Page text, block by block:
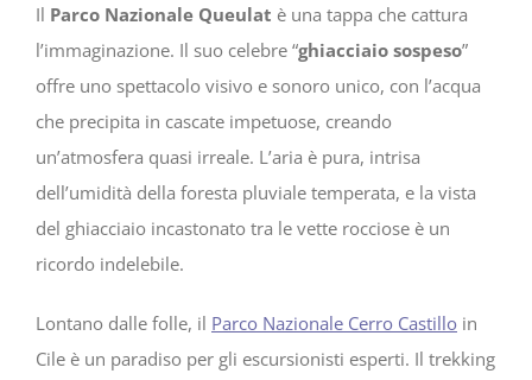
Il Parco Nazionale Queulat è una tappa che cattura
l’immaginazione. Il suo celebre “ghiacciaio sospeso”
offre uno spettacolo visivo e sonoro unico, con l’acqua
che precipita in cascate impetuose, creando
un’atmosfera quasi irreale. L’aria è pura, intrisa
dell’umidità della foresta pluviale temperata, e la vista
del ghiacciaio incastonato tra le vette rocciose è un
ricordo indelebile.
Lontano dalle folle, il Parco Nazionale Cerro Castillo in
Cile è un paradiso per gli escursionisti esperti. Il trekking